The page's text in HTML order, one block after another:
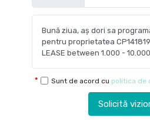
Sunt de acord cu politica de
Solicită